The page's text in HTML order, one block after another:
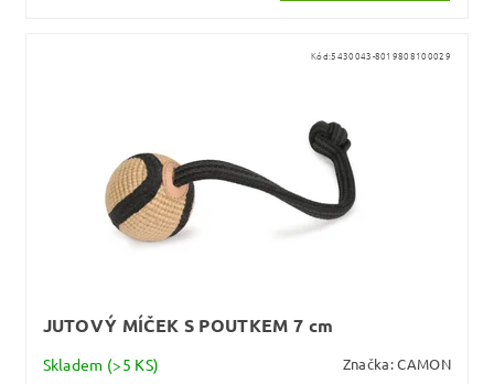
Kód:5430043-8019808100029
JUTOVÝ MÍČEK S POUTKEM 7 cm
Skladem (>5 KS) Značka:CAMON